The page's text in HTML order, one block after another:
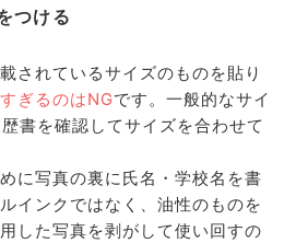
つける
されているサイズのものを貼り
ぎるのはNGです。一般的なサイ
書を確認してサイズを合わせて
に写真の裏に氏名・学校名を書
インクではなく、油性のものを
した写真を剥がして使い回すの